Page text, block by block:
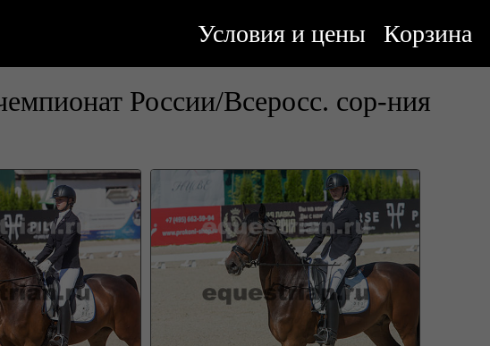
Корзина
Условия и цены
России/Всеросс. сор-ния